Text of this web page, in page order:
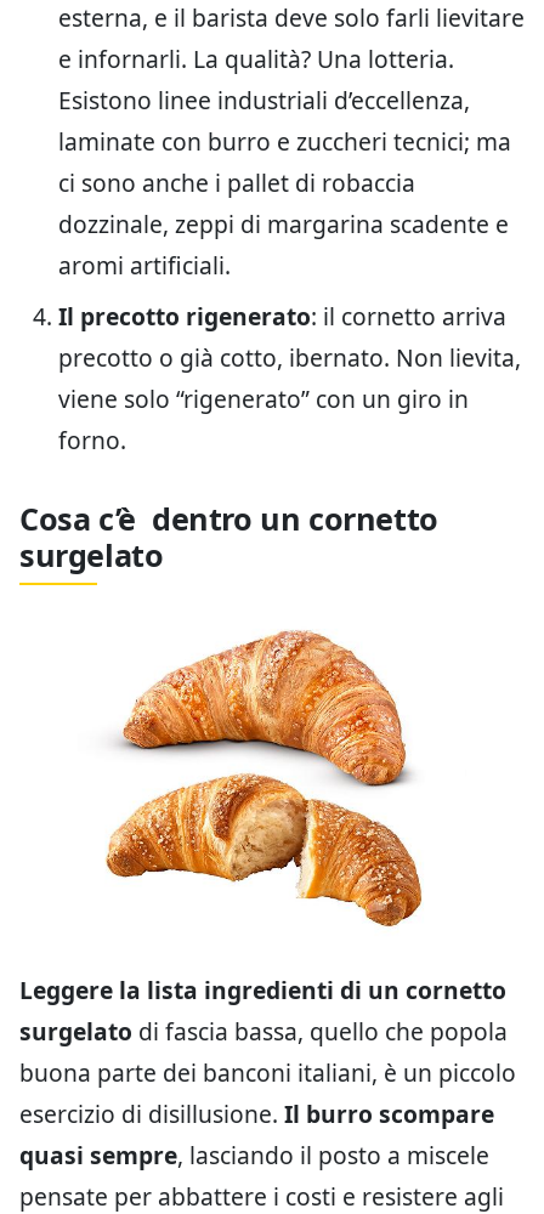
esterna, e il barista deve solo farli lievitare
e infornarli. La qualità? Una lotteria.
Esistono linee industriali d’eccellenza,
laminate con burro e zuccheri tecnici; ma
ci sono anche i pallet di robaccia
dozzinale, zeppi di margarina scadente e
aromi artificiali.
Il precotto rigenerato: il cornetto arriva
precotto o già cotto, ibernato. Non lievita,
viene solo “rigenerato” con un giro in
forno.
Cosa c’è dentro un cornetto
surgelato
Leggere la lista ingredienti di un cornetto
surgelato di fascia bassa, quello che popola
buona parte dei banconi italiani, è un piccolo
esercizio di disillusione. Il burro scompare
quasi sempre, lasciando il posto a miscele
pensate per abbattere i costi e resistere agli